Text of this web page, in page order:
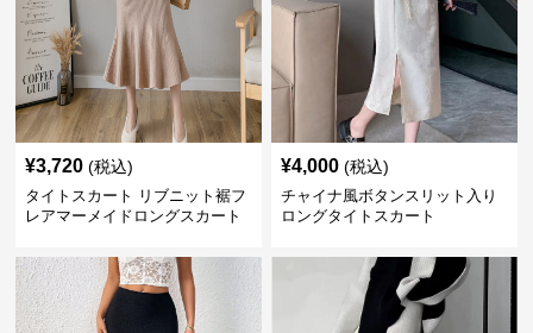
¥3,720 (税込)
タイトスカート リブニット裾フ
レアマーメイドロングスカート
¥4,000 (税込)
チャイナ風ボタンスリット入り
ロングタイトスカート